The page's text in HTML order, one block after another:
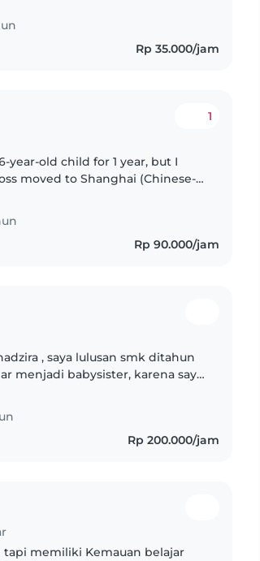
Rp 35.000/jam
1
year-old child for 1 year, but I
moved to Shanghai (Chinese-
Rp 90.000/jam
, saya lulusan smk ditahun
menjadi babysister, karena saya
Rp 200.000/jam
memiliki Kemauan belajar